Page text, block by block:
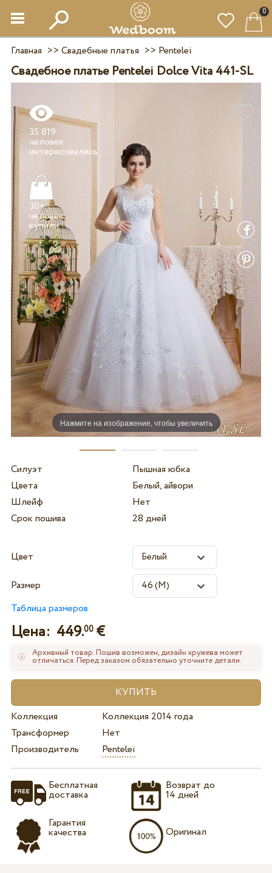
0
Главная >> Свадебные платья >> Pentelei
Свадебное платье Pentelei Dolce Vita 441-SL
Нажмите на изображение, чтобы увеличить
35 819
человек
30+
человек
купили
Силуэт
Пышная юбка
Цвета
Белый, айвори
Шлейф
Нет
Срок пошива
28 дней
Цвет
Размер
Таблица размеров
Цена: 449.00€
Архивный товар. Пошив возможен, дизайн кружева может
отличаться. Перед заказом обязательно уточните детали.
Коллекция
Коллекция 2014 года
Трансформер
Нет
Производитель
Pentelei
Бесплатная
доставка
Гарантия
качества
Возврат до
14 дней
Оригинал